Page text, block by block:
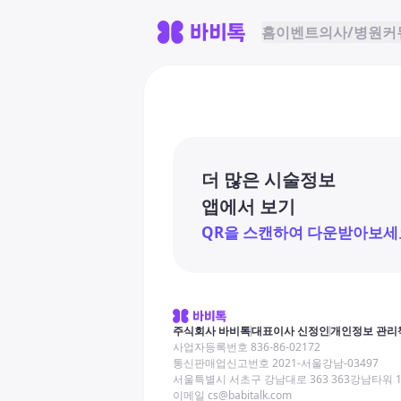
홈이벤트의사/병원커
더 많은 시술정보
앱에서 보기
QR을 스캔하여 다운받아보세
주식회사 바비톡대표이사 신정인개인정보 관리
사업자등록번호 836-86-02172
통신판매업신고번호 2021-서울강남-03497
서울특별시 서초구 강남대로 363 363강남타워
이메일 cs@babitalk.com